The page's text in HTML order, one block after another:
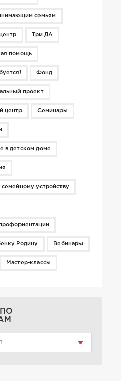
семьям
Три ДА
помощь
Фонд
проект
центр Семинары
в детском доме
устройству
Родину Вебинары
Мастер-классы